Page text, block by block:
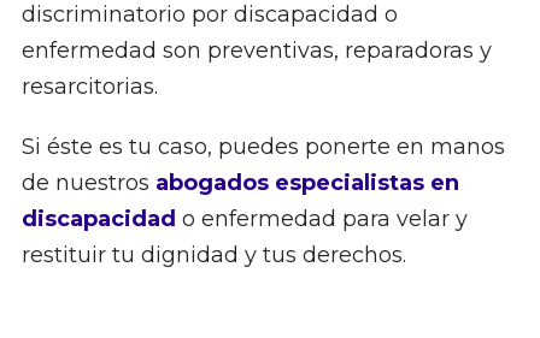
discriminatorio por discapacidad o
enfermedad son preventivas, reparadoras y
resarcitorias.
Si éste es tu caso, puedes ponerte en manos
de nuestros abogados especialistas en
discapacidad o enfermedad para velar y
restituir tu dignidad y tus derechos.